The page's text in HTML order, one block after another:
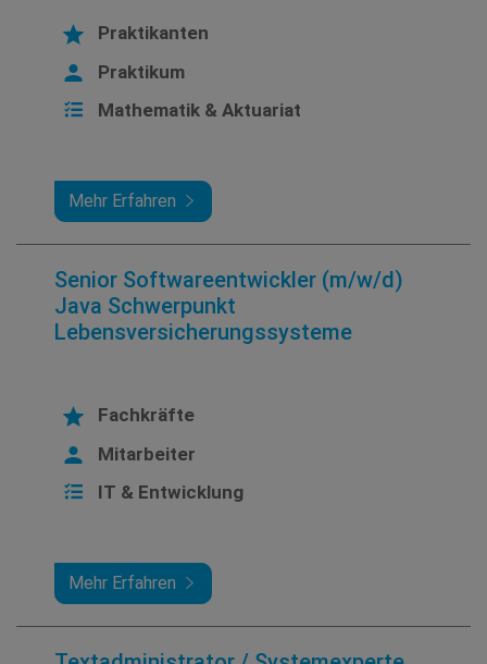
Praktikanten
Praktikum
Mathematik & Aktuariat
Mehr Erfahren
Senior Softwareentwickler (m/w/d)
Java Schwerpunkt
Lebensversicherungssysteme
Fachkräfte
Mitarbeiter
IT & Entwicklung
Mehr Erfahren